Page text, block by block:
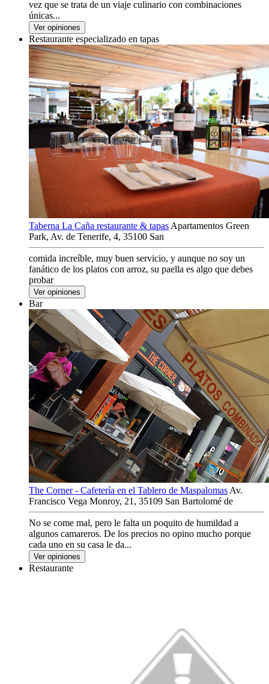
vez que se trata de un viaje culinario con combinaciones
únicas...
Ver opiniones
Restaurante especializado en tapas
Taberna La Caña restaurante & tapas Apartamentos Green
Park, Av. de Tenerife, 4, 35100 San
comida increíble, muy buen servicio, y aunque no soy un
fanático de los platos con arroz, su paella es algo que debes
probar
Ver opiniones
Bar
The Corner - Cafetería en el Tablero de Maspalomas Av.
Francisco Vega Monroy, 21, 35109 San Bartolomé de
No se come mal, pero le falta un poquito de humildad a
algunos camareros. De los precios no opino mucho porque
cada uno en su casa le da...
Ver opiniones
Restaurante